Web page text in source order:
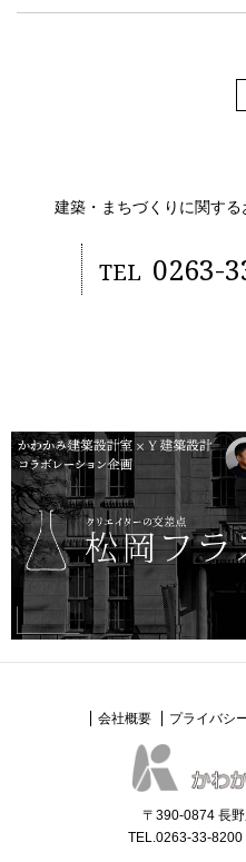
建築・まちづくりに関す
TEL 0263-
会社概要 プライバシ
〒390-0874 長
TEL.0263-33-